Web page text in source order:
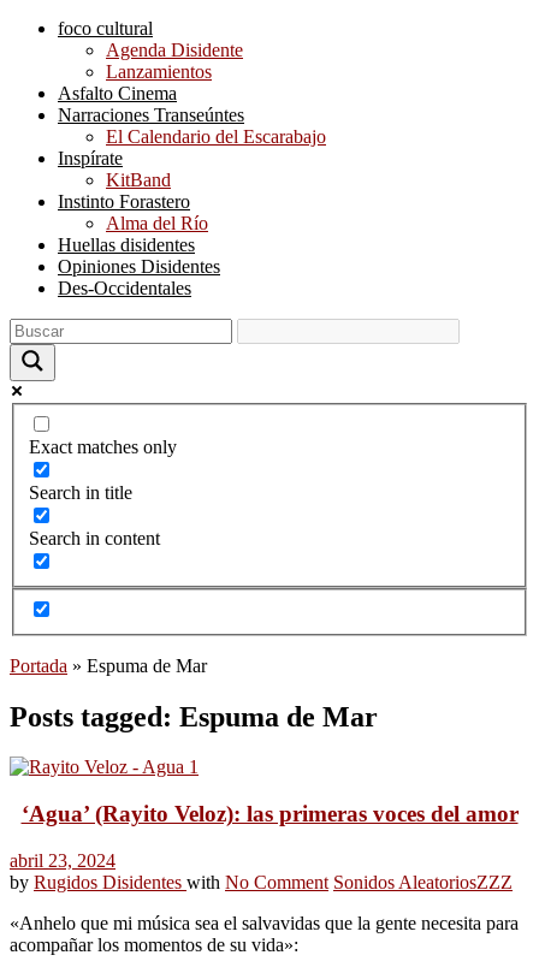
foco cultural
Agenda Disidente
Lanzamientos
Asfalto Cinema
Narraciones Transeúntes
El Calendario del Escarabajo
Inspírate
KitBand
Instinto Forastero
Alma del Río
Huellas disidentes
Opiniones Disidentes
Des-Occidentales
Exact matches only
Search in title
Search in content
Portada » Espuma de Mar
Posts tagged: Espuma de Mar
‘Agua’ (Rayito Veloz): las primeras voces del amor
abril 23, 2024
by Rugidos Disidentes with No Comment Sonidos AleatoriosZZZ
«Anhelo que mi música sea el salvavidas que la gente necesita para
acompañar los momentos de su vida»: